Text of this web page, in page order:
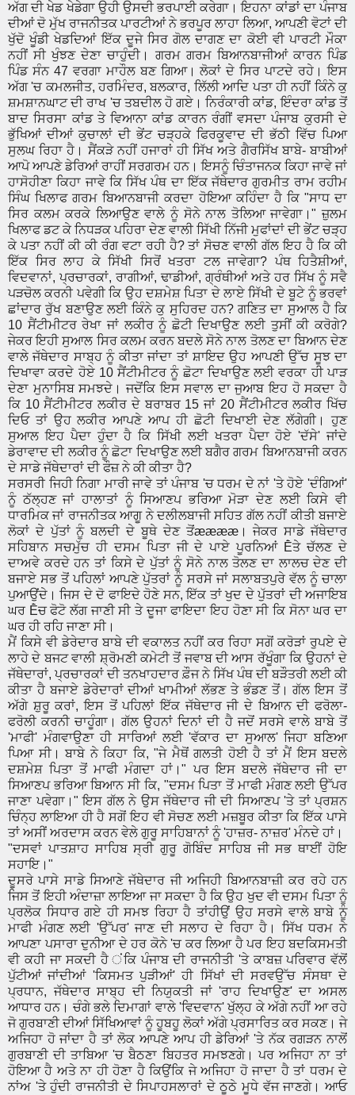
ਅੱਗ ਦੀ ਖੇਡ ਖੇਡੇਗਾ ਉਹੀ ਉਸਦੀ ਭਰਪਾਈ ਕਰੇਗਾ। ਇਹਨਾ ਕਾਂਡਾਂ ਦਾ ਪੰਜਾਬ
ਦੀਆਂ ਦੋ ਮੁੱਖ ਰਾਜਨੀਤਕ ਪਾਰਟੀਆਂ ਨੇ ਭਰਪੂਰ ਲਾਹਾ ਲਿਆ, ਆਪਣੀ ਵੋਟਾਂ ਦੀ
ਖੁੱਦੋ ਖੂੰਡੀ ਖੇਡਦਿਆਂ ਇੱਕ ਦੂਜੇ ਸਿਰ ਗੋਲ ਦਾਗਣ ਦਾ ਕੋਈ ਵੀ ਪਾਰਟੀ ਮੌਕਾ
ਨਹੀਂ ਸੀ ਖੁੰਝਣ ਦੇਣਾ ਚਾਹੁੰਦੀ। ਗਰਮ ਗਰਮ ਬਿਆਨਬਾਜੀਆਂ ਕਾਰਨ ਪਿੰਡ
ਪਿੰਡ ਸੰਨ 47 ਵਰਗਾ ਮਾਹੌਲ ਬਣ ਗਿਆ। ਲੋਕਾਂ ਦੇ ਸਿਰ ਪਾਟਦੇ ਰਹੇ। ਇਸ
ਅੱਗ 'ਚ ਕਮਲਜੀਤ, ਹਰਮਿੰਦਰ, ਬਲਕਾਰ, ਲਿੱਲੀ ਆਦਿ ਪਤਾ ਹੀ ਨਹੀਂ ਕਿੰਨੇ ਕੁ
ਸ਼ਮਸ਼ਾਨਘਾਟ ਦੀ ਰਾਖ 'ਚ ਤਬਦੀਲ ਹੋ ਗਏ। ਨਿਰੰਕਾਰੀ ਕਾਂਡ, ਇੰਦਰਾ ਕਾਂਡ ਤੋਂ
ਬਾਦ ਸਿਰਸਾ ਕਾਂਡ ਤੇ ਵਿਆਨਾ ਕਾਂਡ ਕਾਰਨ ਰੰਗੀਂ ਵਸਦਾ ਪੰਜਾਬ ਕੁਰਸੀ ਦੇ
ਭੁੱਖਿਆਂ ਦੀਆਂ ਕੁਚਾਲਾਂ ਦੀ ਭੇਂਟ ਚੜ੍ਹਕੇ ਫਿਰਕੂਵਾਦ ਦੀ ਭੱਠੀ ਵਿੱਚ ਪਿਆ
ਸੁਲਘ ਰਿਹਾ ਹੈ। ਸੈਂਕੜੇ ਨਹੀਂ ਹਜਾਰਾਂ ਹੀ ਸਿੱਖ ਅਤੇ ਗੈਰਸਿੱਖ ਬਾਬੇ- ਬਾਬੀਆਂ
ਆਪੋ ਆਪਣੇ ਡੇਰਿਆਂ ਰਾਹੀਂ ਸਰਗਰਮ ਹਨ। ਇਸਨੂੰ ਚਿੰਤਾਜਨਕ ਕਿਹਾ ਜਾਵੇ ਜਾਂ
ਹਾਸੋਹੀਣਾ ਕਿਹਾ ਜਾਵੇ ਕਿ ਸਿੱਖ ਪੰਥ ਦਾ ਇੱਕ ਜੱਥੇਦਾਰ ਗੁਰਮੀਤ ਰਾਮ ਰਹੀਮ
ਸਿੰਘ ਖਿਲਾਫ ਗਰਮ ਬਿਆਨਬਾਜੀ ਕਰਦਾ ਹੋਇਆ ਕਹਿੰਦਾ ਹੈ ਕਿ "ਸਾਧ ਦਾ
ਸਿਰ ਕਲਮ ਕਰਕੇ ਲਿਆਉਣ ਵਾਲੇ ਨੂੰ ਸੋਨੇ ਨਾਲ ਤੋਲਿਆ ਜਾਵੇਗਾ।" ਜ਼ੁਲਮ
ਖਿਲਾਫ ਡਟ ਕੇ ਨਿਧੜਕ ਪਹਿਰਾ ਦੇਣ ਵਾਲੀ ਸਿੱਖੀ ਨਿੱਜੀ ਮੁਫਾਂਦਾਂ ਦੀ ਭੇਂਟ ਚੜ੍ਹ
ਕੇ ਪਤਾ ਨਹੀਂ ਕੀ ਕੀ ਰੰਗ ਵਟਾ ਰਹੀ ਹੈ? ਤਾਂ ਸੋਚਣ ਵਾਲੀ ਗੱਲ ਇਹ ਹੈ ਕਿ ਕੀ
ਇੱਕ ਸਿਰ ਲਾਹ ਕੇ ਸਿੱਖੀ ਸਿਰੋਂ ਖਤਰਾ ਟਲ ਜਾਵੇਗਾ? ਪੰਥ ਹਿਤੈਸ਼ੀਆਂ,
ਵਿਦਵਾਨਾਂ, ਪ੍ਰਚਾਰਕਾਂ, ਰਾਗੀਆਂ, ਢਾਡੀਆਂ, ਗ੍ਰੰਥੀਆਂ ਅਤੇ ਹਰ ਸਿੱਖ ਨੂੰ ਸਵੈ
ਪੜਚੋਲ ਕਰਨੀ ਪਵੇਗੀ ਕਿ ਉਹ ਦਸ਼ਮੇਸ਼ ਪਿਤਾ ਦੇ ਲਾਏ ਸਿੱਖੀ ਦੇ ਬੂਟੇ ਨੂੰ ਭਰਵਾਂ
ਛਾਂਦਾਰ ਰੁੱਖ ਬਣਾਉਣ ਲਈ ਕਿੰਨੇ ਕੁ ਸੁਹਿਰਦ ਹਨ? ਗਣਿਤ ਦਾ ਸੁਆਲ ਹੈ ਕਿ
10 ਸੈਂਟੀਮੀਟਰ ਰੇਖਾ ਜਾਂ ਲਕੀਰ ਨੂੰ ਛੋਟੀ ਦਿਖਾਉਣ ਲਈ ਤੁਸੀਂ ਕੀ ਕਰੋਗੇ?
ਜੇਕਰ ਇਹੀ ਸੁਆਲ ਸਿਰ ਕਲਮ ਕਰਨ ਬਦਲੇ ਸੋਨੇ ਨਾਲ ਤੋਲਣ ਦਾ ਬਿਆਨ ਦੇਣ
ਵਾਲੇ ਜੱਥੇਦਾਰ ਸਾਬ੍ਹ ਨੂੰ ਕੀਤਾ ਜਾਂਦਾ ਤਾਂ ਸ਼ਾਇਦ ਉਹ ਆਪਣੀ ਉੱਚ ਸੂਝ ਦਾ
ਦਿਖਾਵਾ ਕਰਦੇ ਹੋਏ 10 ਸੈਂਟੀਮੀਟਰ ਨੂੰ ਛੋਟਾ ਦਿਖਾਉਣ ਲਈ ਵਰਕਾ ਹੀ ਪਾੜ
ਦੇਣਾ ਮੁਨਾਸਿਬ ਸਮਝਦੇ। ਜਦੋਂਕਿ ਇਸ ਸਵਾਲ ਦਾ ਜੁਆਬ ਇਹ ਹੋ ਸਕਦਾ ਹੈ
ਕਿ 10 ਸੈਂਟੀਮੀਟਰ ਲਕੀਰ ਦੇ ਬਰਾਬਰ 15 ਜਾਂ 20 ਸੈਂਟੀਮੀਟਰ ਲਕੀਰ ਖਿੱਚ
ਦਿਓ ਤਾਂ ਉਹ ਲਕੀਰ ਆਪਣੇ ਆਪ ਹੀ ਛੋਟੀ ਦਿਖਾਈ ਦੇਣ ਲੱਗੇਗੀ। ਹੁਣ
ਸੁਆਲ ਇਹ ਪੈਦਾ ਹੁੰਦਾ ਹੈ ਕਿ ਸਿੱਖੀ ਲਈ ਖਤਰਾ ਪੈਦਾ ਹੋਏ 'ਦੱਸੇ' ਜਾਂਦੇ
ਡੇਰਾਵਾਦ ਦੀ ਲਕੀਰ ਨੂੰ ਛੋਟਾ ਦਿਖਾਉਣ ਲਈ ਬਗੈਰ ਗਰਮ ਬਿਆਨਬਾਜੀ ਕਰਨ
ਦੇ ਸਾਡੇ ਜੱਥੇਦਾਰਾਂ ਦੀ ਫੌਜ਼ ਨੇ ਕੀ ਕੀਤਾ ਹੈ?
ਸਰਸਰੀ ਜਿਹੀ ਨਿਗਾ ਮਾਰੀ ਜਾਵੇ ਤਾਂ ਪੰਜਾਬ 'ਚ ਧਰਮ ਦੇ ਨਾਂ 'ਤੇ ਹੋਏ 'ਦੰਗਿਆਂ'
ਨੂੰ ਠੱਲ੍ਹਣ ਜਾਂ ਹਾਲਾਤਾਂ ਨੂੰ ਸਿਆਣਪ ਭਰਿਆ ਮੋੜਾ ਦੇਣ ਲਈ ਕਿਸੇ ਵੀ
ਧਾਰਮਿਕ ਜਾਂ ਰਾਜਨੀਤਕ ਆਗੂ ਨੇ ਦਲੀਲਬਾਜੀ ਸਹਿਤ ਗੱਲ ਨਹੀਂ ਕੀਤੀ ਬਜਾਏ
ਲੋਕਾਂ ਦੇ ਪੁੱਤਾਂ ਨੂੰ ਬਲਦੀ ਦੇ ਬੂਥੇ ਦੇਣ ਤੋਂææææ। ਜੇਕਰ ਸਾਡੇ ਜੱਥੇਦਾਰ
ਸਹਿਬਾਨ ਸਚਮੁੱਚ ਹੀ ਦਸਮ ਪਿਤਾ ਜੀ ਦੇ ਪਾਏ ਪੂਰਨਿਆਂ Ḕਤੇ ਚੱਲਣ ਦੇ
ਦਾਅਵੇ ਕਰਦੇ ਹਨ ਤਾਂ ਕਿਸੇ ਦੇ ਪੁੱਤਾਂ ਨੂੰ ਸੋਨੇ ਨਾਲ ਤੋਲਣ ਦਾ ਲਾਲਚ ਦੇਣ ਦੀ
ਬਜਾਏ ਸਭ ਤੋਂ ਪਹਿਲਾਂ ਆਪਣੇ ਪੁੱਤਰਾਂ ਨੂੰ ਸਰਸੇ ਜਾਂ ਸਲਾਬਤਪੁਰੇ ਵੱਲ ਨੂੰ ਚਾਲਾ
ਪੁਆਉਂਦੇ। ਜਿਸ ਦੇ ਦੋ ਫਾਇਦੇ ਹੋਣੇ ਸਨ, ਇੱਕ ਤਾਂ ਖੁਦ ਦੇ ਪੁੱਤਰਾਂ ਦੀ ਅਜਾਇਬ
ਘਰ Ḕਚ ਫੋਟੋ ਲੱਗ ਜਾਣੀ ਸੀ ਤੇ ਦੂਜਾ ਫਾਇਦਾ ਇਹ ਹੋਣਾ ਸੀ ਕਿ ਸੋਨਾ ਘਰ ਦਾ
ਘਰ ਹੀ ਰਹਿ ਜਾਣਾ ਸੀ।
ਮੈਂ ਕਿਸੇ ਵੀ ਡੇਰੇਦਾਰ ਬਾਬੇ ਦੀ ਵਕਾਲਤ ਨਹੀਂ ਕਰ ਰਿਹਾ ਸਗੋਂ ਕਰੋੜਾਂ ਰੁਪਏ ਦੇ
ਲਾਹੇ ਦੇ ਬਜਟ ਵਾਲੀ ਸ਼੍ਰੋਮਣੀ ਕਮੇਟੀ ਤੋਂ ਜਵਾਬ ਦੀ ਆਸ ਰੱਖੂੰਗਾ ਕਿ ਉਹਨਾਂ ਦੇ
ਜੱਥੇਦਾਰਾਂ, ਪ੍ਰਚਾਰਕਾਂ ਦੀ ਤਨਖਾਹਦਾਰ ਫ਼ੌਜ ਨੇ ਸਿੱਖ ਪੰਥ ਦੀ ਬੜੌਤਰੀ ਲਈ ਕੀ
ਕੀਤਾ ਹੈ ਬਜਾਏ ਡੇਰੇਦਾਰਾਂ ਦੀਆਂ ਖਾਮੀਆਂ ਲੱਭਣ ਤੇ ਭੰਡਣ ਤੋਂ। ਗੱਲ ਇਸ ਤੋਂ
ਅੱਗੇ ਸ਼ੁਰੂ ਕਰਾਂ, ਇਸ ਤੋਂ ਪਹਿਲਾਂ ਇੱਕ ਜੱਥੇਦਾਰ ਜੀ ਦੇ ਬਿਆਨ ਦੀ ਫਰੋਲਾ-
ਫਰੋਲੀ ਕਰਨੀ ਚਾਹੂੰਗਾ। ਗੱਲ ਉਹਨਾਂ ਦਿਨਾਂ ਦੀ ਹੈ ਜਦੋਂ ਸਰਸੇ ਵਾਲੇ ਬਾਬੇ ਤੋਂ
'ਮਾਫੀ' ਮੰਗਵਾਉਣਾ ਹੀ ਸਾਰਿਆਂ ਲਈ 'ਵੱਕਾਰ ਦਾ ਸੁਆਲ' ਜਿਹਾ ਬਣਿਆ
ਪਿਆ ਸੀ। ਬਾਬੇ ਨੇ ਕਿਹਾ ਕਿ, "ਜੇ ਮੈਥੋਂ ਗਲਤੀ ਹੋਈ ਹੈ ਤਾਂ ਮੈਂ ਇਸ ਬਦਲੇ
ਦਸ਼ਮੇਸ਼ ਪਿਤਾ ਤੋਂ ਮਾਫੀ ਮੰਗਦਾ ਹਾਂ।" ਪਰ ਇਸ ਬਦਲੇ ਜੱਥੇਦਾਰ ਜੀ ਦਾ
ਸਿਆਣਪ ਭਰਿਆ ਬਿਆਨ ਸੀ ਕਿ, "ਦਸਮ ਪਿਤਾ ਤੋਂ ਮਾਫੀ ਮੰਗਣ ਲਈ ਉੱਪਰ
ਜਾਣਾ ਪਵੇਗਾ।" ਇਸ ਗੱਲ ਨੇ ਉਸ ਜੱਥੇਦਾਰ ਜੀ ਦੀ ਸਿਆਣਪ 'ਤੇ ਤਾਂ ਪ੍ਰਸ਼ਨ
ਚਿੰਨ੍ਹ ਲਾਇਆ ਹੀ ਹੈ ਸਗੋਂ ਇਹ ਵੀ ਸੋਚਣ ਲਈ ਮਜ਼ਬੂਰ ਕੀਤਾ ਕਿ ਇੱਕ ਪਾਸੇ
ਤਾਂ ਅਸੀਂ ਅਰਦਾਸ ਕਰਨ ਵੇਲੇ ਗੁਰੂ ਸਾਹਿਬਾਨਾਂ ਨੂੰ 'ਹਾਜ਼ਰ- ਨਾਜ਼ਰ' ਮੰਨਦੇ ਹਾਂ।
"ਦਸਵਾਂ ਪਾਤਸ਼ਾਹ ਸਾਹਿਬ ਸ੍ਰੀ ਗੁਰੂ ਗੋਬਿੰਦ ਸਾਹਿਬ ਜੀ ਸਭ ਥਾਈਂ ਹੋਇ
ਸਹਾਇ।"
ਦੂਸਰੇ ਪਾਸੇ ਸਾਡੇ ਸਿਆਣੇ ਜੱਥੇਦਾਰ ਜੀ ਅਜਿਹੀ ਬਿਆਨਬਾਜ਼ੀ ਕਰ ਰਹੇ ਹਨ
ਜਿਸ ਤੋਂ ਇਹੀ ਅੰਦਾਜ਼ਾ ਲਾਇਆ ਜਾ ਸਕਦਾ ਹੈ ਕਿ ਉਹ ਖੁਦ ਵੀ ਦਸਮ ਪਿਤਾ ਨੂੰ
ਪ੍ਰਲੋਕ ਸਿਧਾਰ ਗਏ ਹੀ ਸਮਝ ਰਿਹਾ ਹੈ ਤਾਂਹੀਉਂ ਉਹ ਸਰਸੇ ਵਾਲੇ ਬਾਬੇ ਨੂੰ
ਮਾਫੀ ਮੰਗਣ ਲਈ 'ਉੱਪਰ' ਜਾਣ ਦੀ ਸਲਾਹ ਦੇ ਰਿਹਾ ਹੈ। ਸਿੱਖ ਧਰਮ ਨੇ
ਆਪਣਾ ਪਸਾਰਾ ਦੁਨੀਆ ਦੇ ਹਰ ਕੋਨੇ 'ਚ ਕਰ ਲਿਆ ਹੈ ਪਰ ਇਹ ਬਦਕਿਸਮਤੀ
ਵੀ ਕਹੀ ਜਾ ਸਕਦੀ ਹੈ ਂਕਿ ਪੰਜਾਬ ਦੀ ਰਾਜਨੀਤੀ 'ਤੇ ਕਾਬਜ਼ ਪਰਿਵਾਰ ਵੱਲੋਂ
ਪੁੱਟੀਆਂ ਜਾਂਦੀਆਂ 'ਕਿਸਮਤ ਪੁੜੀਆਂ' ਹੀ ਸਿੱਖਾਂ ਦੀ ਸਰਵਉੱਚ ਸੰਸਥਾ ਦੇ
ਪ੍ਰਧਾਨ, ਜੱਥੇਦਾਰ ਸਾਬ੍ਹ ਦੀ ਨਿਯੁਕਤੀ ਜਾਂ 'ਰਾਹ ਦਿਖਾਉਣ' ਦਾ ਅਸਲ
ਆਧਾਰ ਹਨ। ਚੰਗੇ ਭਲੇ ਦਿਮਾਗਾਂ ਵਾਲੇ 'ਵਿਦਵਾਨ' ਖੁੱਲ੍ਹ ਕੇ ਅੱਗੇ ਨਹੀਂ ਆ ਰਹੇ
ਜੋ ਗੁਰਬਾਣੀ ਦੀਆਂ ਸਿੱਖਿਆਵਾਂ ਨੂੰ ਹੂਬਹੂ ਲੋਕਾਂ ਅੱਗੇ ਪ੍ਰਸਾਰਿਤ ਕਰ ਸਕਣ। ਜੇ
ਅਜਿਹਾ ਹੋ ਜਾਂਦਾ ਹੈ ਤਾਂ ਲੋਕ ਆਪਣੇ ਆਪ ਹੀ ਡੇਰਿਆਂ 'ਤੇ ਨੱਕ ਰਗੜਨ ਨਾਲੋਂ
ਗੁਰਬਾਣੀ ਦੀ ਤਾਬਿਆ 'ਚ ਬੈਠਣਾ ਬਿਹਤਰ ਸਮਝਣਗੇ। ਪਰ ਅਜਿਹਾ ਨਾ ਤਾਂ
ਹੋਇਆ ਹੈ ਅਤੇ ਨਾ ਹੀ ਹੋਣਾ ਹੈ ਕਿਉਂਕਿ ਜੇ ਅਜਿਹਾ ਹੋ ਜਾਦਾ ਹੈ ਤਾਂ ਧਰਮ ਦੇ
ਨਾਂਅ 'ਤੇ ਹੁੰਦੀ ਰਾਜਨੀਤੀ ਦੇ ਸਿਪਾਹਸਲਾਰਾਂ ਦੇ ਠੂਠੇ ਮੂਧੇ ਵੱਜ ਜਾਣਗੇ। ਆਓ